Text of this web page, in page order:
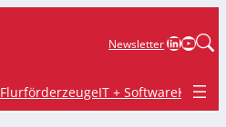
NewsletterLinkedIn
FlurförderzeugeIT + SoftwareKrane